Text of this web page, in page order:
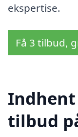
ekspertise.
Få 3 tilbud,
tilbud